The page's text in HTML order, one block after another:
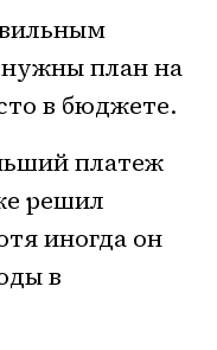
план на
в бюджете.
платеж
решил
иногда он
в